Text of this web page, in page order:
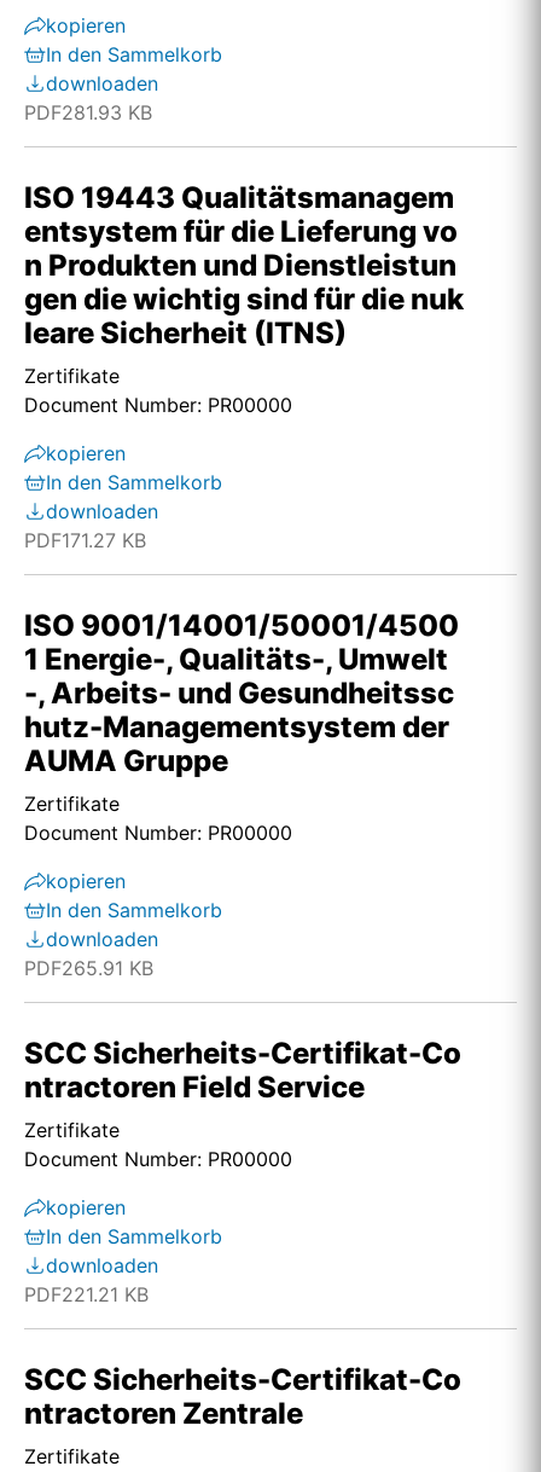
kopieren
In den Sammelkorb
downloaden
PDF281.93 KB
ISO 19443 Qualitätsmanagem
entsystem für die Lieferung vo
n Produkten und Dienstleistun
gen die wichtig sind für die nuk
leare Sicherheit (ITNS)
Zertifikate
Document Number: PR00000
kopieren
In den Sammelkorb
downloaden
PDF171.27 KB
ISO 9001/14001/50001/4500
1 Energie-, Qualitäts-, Umwelt
-, Arbeits- und Gesundheitssc
hutz-Managementsystem der
AUMA Gruppe
Zertifikate
Document Number: PR00000
kopieren
In den Sammelkorb
downloaden
PDF265.91 KB
SCC Sicherheits-Certifikat-Co
ntractoren Field Service
Zertifikate
Document Number: PR00000
kopieren
In den Sammelkorb
downloaden
PDF221.21 KB
SCC Sicherheits-Certifikat-Co
ntractoren Zentrale
Zertifikate